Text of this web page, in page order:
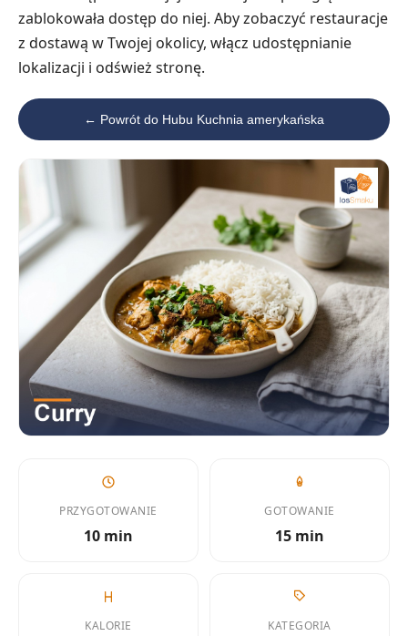
zablokowała dostęp do niej. Aby zobaczyć restauracje
z dostawą w Twojej okolicy, włącz udostępnianie
lokalizacji i odśwież stronę.
← Powrót do Hubu Kuchnia amerykańska
PRZYGOTOWANIE
10 min
GOTOWANIE
15 min
KALORIE KATEGORIA